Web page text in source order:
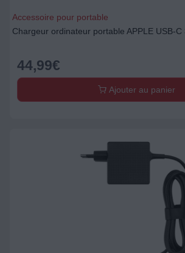
Accessoire pour portable
Chargeur ordinateur portable APPLE USB-C
44,99€
Ajouter au panier